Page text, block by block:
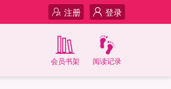
登录
注册
阅读记录
会员书架